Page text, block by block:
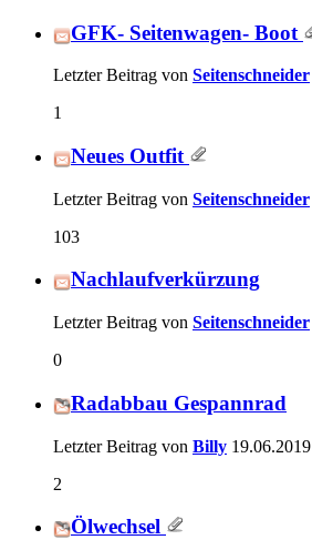
GFK- Seitenwagen- Boot
Letzter Beitrag von Seitenschneider
1
Neues Outfit
Letzter Beitrag von Seitenschneider
103
Nachlaufverkürzung
Letzter Beitrag von Seitenschneider
0
Radabbau Gespannrad
Letzter Beitrag von Billy 19.06.2019
2
Ölwechsel